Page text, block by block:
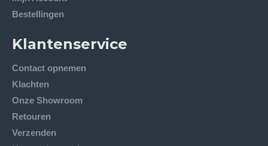
Bestellingen
Klantenservice
Contact opnemen
Klachten
Onze Showroom
Retouren
Verzenden